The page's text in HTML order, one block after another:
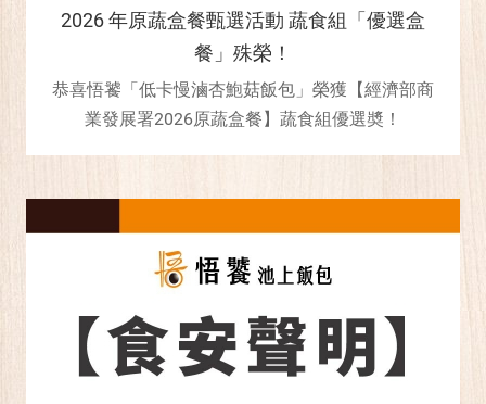
2026 年原蔬盒餐甄選活動 蔬食組「優選盒
餐」殊榮！
恭喜悟饕「低卡慢滷杏鮑菇飯包」榮獲【經濟部商
業發展署2026原蔬盒餐】蔬食組優選奬！